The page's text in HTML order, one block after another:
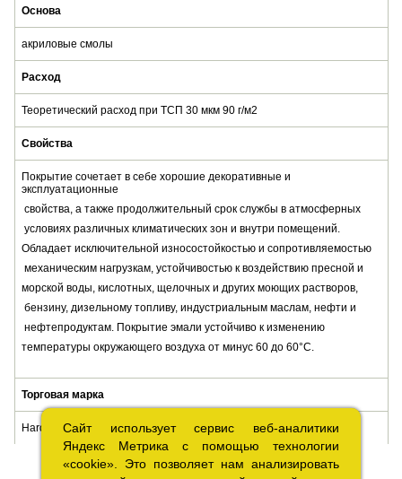
Основа
акриловые смолы
Расход
Теоретический расход при ТСП 30 мкм 90 г/м2
Свойства
Покрытие сочетает в себе хорошие декоративные и
эксплуатационные
свойства, а также продолжительный срок службы в атмосферных
условиях различных климатических зон и внутри помещений.
Обладает исключительной износостойкостью и сопротивляемостью
механическим нагрузкам, устойчивостью к воздействию пресной и
морской воды, кислотных, щелочных и других моющих растворов,
бензину, дизельному топливу, индустриальным маслам, нефти и
нефтепродуктам. Покрытие эмали устойчиво к изменению
температуры окружающего воздуха от минус 60 до 60°С.
Торговая марка
Hard MaxСайт использует сервис веб-аналитики
Яндекс Метрика с помощью технологии
«cookie». Это позволяет нам анализировать
Сайт использует сервис веб-аналитики
Яндекс Метрика с помощью технологии
«cookie». Это позволяет нам анализировать